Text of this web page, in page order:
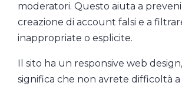
moderatori. Questo aiuta a
creazione di account falsi e a
inappropriate o esplicite.
Il sito ha un responsive web
significa che non avrete difficoltà a